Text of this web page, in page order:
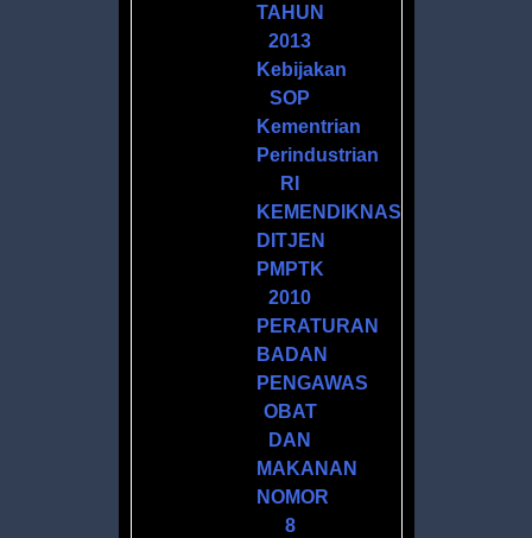
TAHUN
2013
Kebijakan
SOP
Kementrian
Perindustrian
RI
KEMENDIKNAS
DITJEN
PMPTK
2010
PERATURAN
BADAN
PENGAWAS
OBAT
DAN
MAKANAN
NOMOR
8